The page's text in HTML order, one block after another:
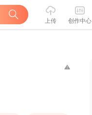
上传 创作中心